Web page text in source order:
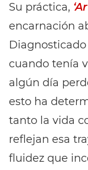
Su práctica,
encarnación
cuando tenía
algún día
esto ha
tanto la vida
reflejan esa
fluidez que